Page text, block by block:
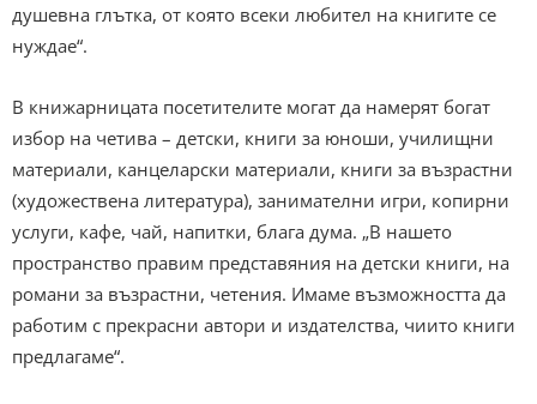
душевна глътка, от която всеки любител на книгите се
нуждае“.
В книжарницата посетителите могат да намерят богат
избор на четива – детски, книги за юноши, училищни
материали, канцеларски материали, книги за възрастни
(художествена литература), занимателни игри, копирни
услуги, кафе, чай, напитки, блага дума. „В нашето
пространство правим представяния на детски книги, на
романи за възрастни, четения. Имаме възможността да
работим с прекрасни автори и издателства, чиито книги
предлагаме“.